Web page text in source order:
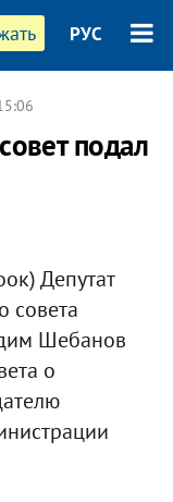
РУС
подал
Депутат
совета
Шебанов
о